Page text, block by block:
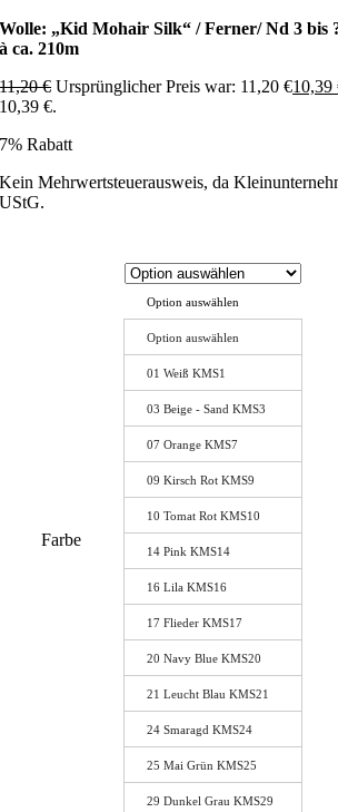
Wolle: „Kid Mohair Silk“ / Ferner/ Nd 3 bis
à ca. 210m
11,20€ Ursprünglicher Preis war: 11,20 €10,39
10,39 €.
7% Rabatt
Kein Mehrwertsteuerausweis, da
UStG.
Farbe
Option auswählen
Option auswählen
01 Weiß KMS1
03 Beige - Sand KMS3
07 Orange KMS7
09 Kirsch Rot KMS9
10 Tomat Rot KMS10
14 Pink KMS14
16 Lila KMS16
17 Flieder KMS17
20 Navy Blue KMS20
21 Leucht Blau KMS21
24 Smaragd KMS24
25 Mai Grün KMS25
29 Dunkel Grau KMS29